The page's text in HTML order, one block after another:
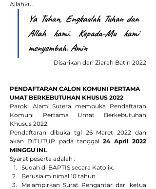
Allahku.
Ya Tuhan, Engkaulah Tuhan dan
Allah kami. Kepada-Mu kami
menyembah. Amin
Disarikan dari Ziarah Batin 2022
PENDAFTARAN CALON KOMUNI PERTAMA
UMAT BERKEBUTUHAN KHUSUS 2022
Paroki Alam Sutera membuka Pendaftaran
Komuni Pertama Umat Berkebutuhan
Khusus 2022.
Pendaftaran dibuka tgl 26 Maret 2022 dan
akan DITUTUP pada tanggal 24 April 2022
MINGGU INI.
Syarat peserta adalah :
Sudah di BAPTIS secara Katolik.
Berusia minimal 10 tahun
Melampirkan Surat Pengantar dari ketua